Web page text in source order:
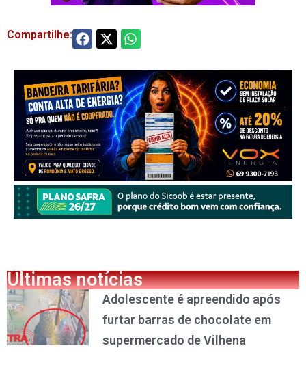
Compartilhe:
Últimas notícias
Adolescente é apreendido após
furtar barras de chocolate em
supermercado de Vilhena